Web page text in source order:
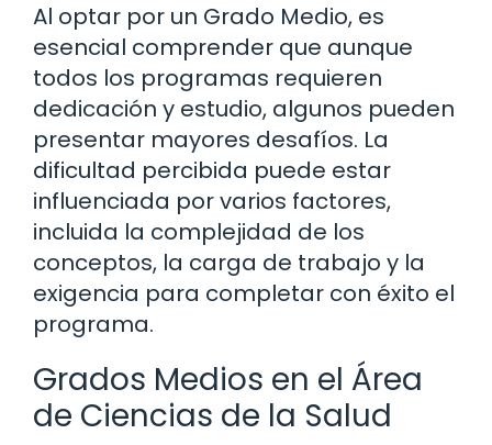
Al optar por un Grado Medio, es
esencial comprender que aunque
todos los programas requieren
dedicación y estudio, algunos pueden
presentar mayores desafíos. La
dificultad percibida puede estar
influenciada por varios factores,
incluida la complejidad de los
conceptos, la carga de trabajo y la
exigencia para completar con éxito el
programa.
Grados Medios en el Área
de Ciencias de la Salud